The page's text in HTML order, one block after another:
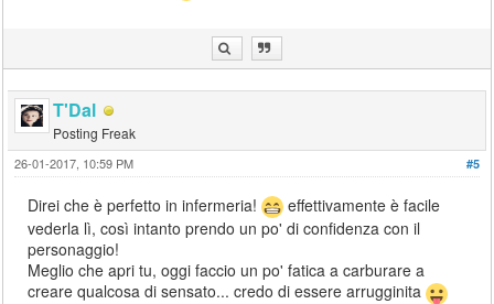
T'Dal
Posting Freak
#5
26-01-2017, 10:59 PM
Direi che è perfetto in infermeria!
effettivamente è facile
vederla lì, così intanto prendo un po' di confidenza con il
personaggio!
Meglio che apri tu, oggi faccio un po' fatica a carburare a
creare qualcosa di sensato... credo di essere arrugginita